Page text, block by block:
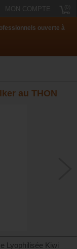
MON COMPTE
ouverte à
au THON
Lyophilisée Kiwi